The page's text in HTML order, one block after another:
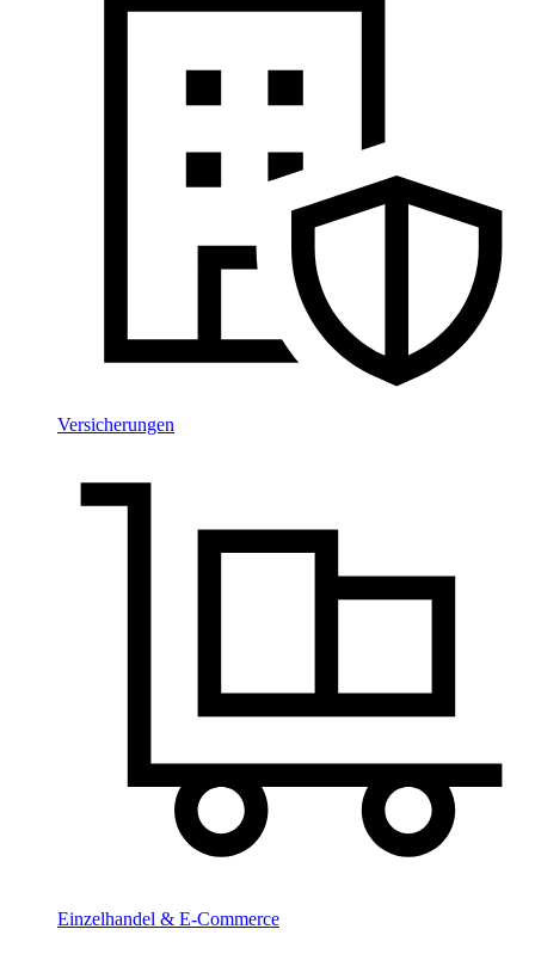
Versicherungen
Einzelhandel & E-Commerce